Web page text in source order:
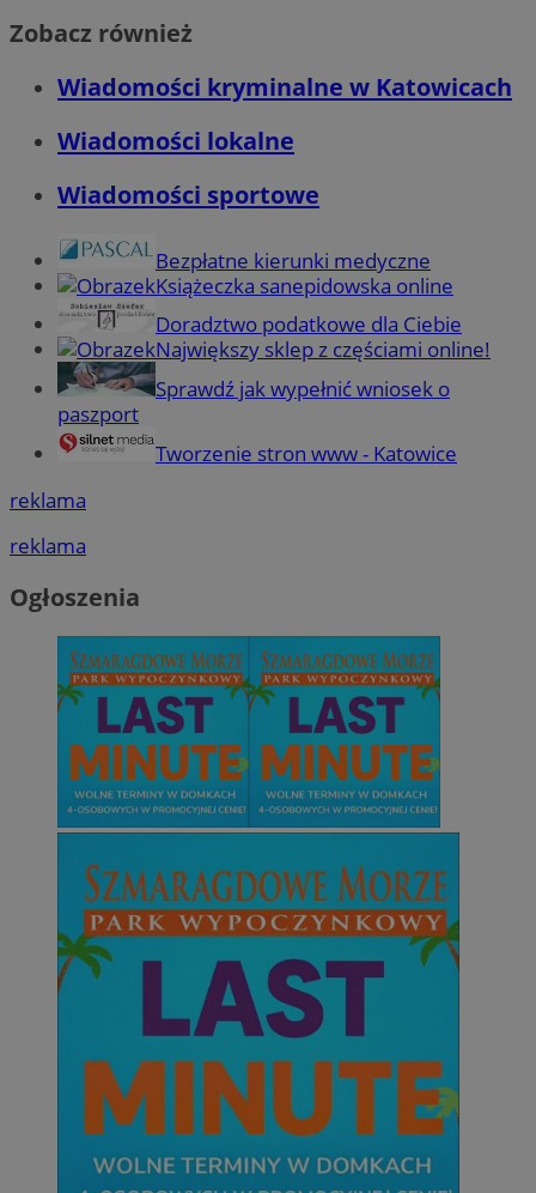
Zobacz również
Wiadomości kryminalne w Katowicach
Wiadomości lokalne
Wiadomości sportowe
Bezpłatne kierunki medyczne
Książeczka sanepidowska online
Doradztwo podatkowe dla Ciebie
Największy sklep z częściami online!
Sprawdź jak wypełnić wniosek o
paszport
Tworzenie stron www - Katowice
reklama
reklama
Ogłoszenia